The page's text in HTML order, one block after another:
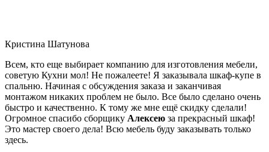
Кристина Шатунова
Всем, кто еще выбирает компанию для изготовления мебели,
советую Кухни мол! Не пожалеете! Я заказывала шкаф-купе в
спальню. Начиная с обсуждения заказа и заканчивая
монтажом никаких проблем не было. Все было сделано очень
быстро и качественно. К тому же мне ещё скидку сделали!
Огромное спасибо сборщику Алексею за прекрасный шкаф!
Это мастер своего дела! Всю мебель буду заказывать только
здесь.